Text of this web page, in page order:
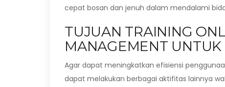
cepat bosan dan jenuh dalam mendalami
TUJUAN TRAINING
MANAGEMENT UNTUK
Agar dapat meningkatkan efisiensi
dapat melakukan berbagai aktifitas lainnya